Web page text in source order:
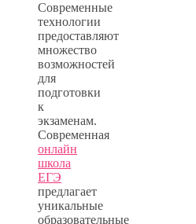
Современные
технологии
предоставляют
множество
возможностей
для
подготовки
к
экзаменам.
Современная
онлайн
школа
ЕГЭ
предлагает
уникальные
образовательные